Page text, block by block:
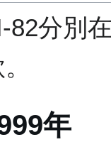
82分別
年